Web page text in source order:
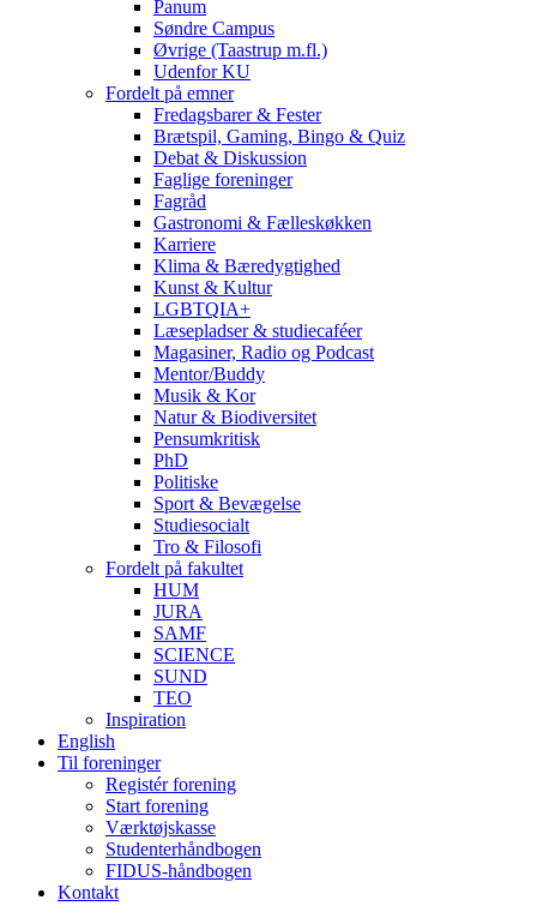
Panum
Søndre Campus
Øvrige (Taastrup m.fl.)
Udenfor KU
Fordelt på emner
Fredagsbarer & Fester
Brætspil, Gaming, Bingo & Quiz
Debat & Diskussion
Faglige foreninger
Fagråd
Gastronomi & Fælleskøkken
Karriere
Klima & Bæredygtighed
Kunst & Kultur
LGBTQIA+
Læsepladser & studiecaféer
Magasiner, Radio og Podcast
Mentor/Buddy
Musik & Kor
Natur & Biodiversitet
Pensumkritisk
PhD
Politiske
Sport & Bevægelse
Studiesocialt
Tro & Filosofi
Fordelt på fakultet
HUM
JURA
SAMF
SCIENCE
SUND
TEO
Inspiration
English
Til foreninger
Registér forening
Start forening
Værktøjskasse
Studenterhåndbogen
FIDUS-håndbogen
Kontakt